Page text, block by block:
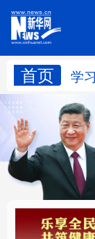
首页 学
学习进行时
国际
科技